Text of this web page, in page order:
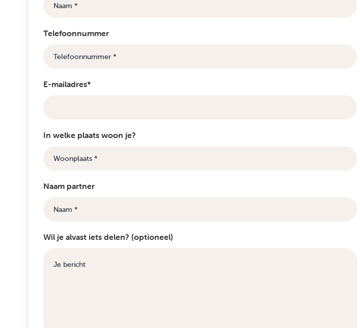
Telefoonnummer
E-mailadres*
In welke plaats woon je?
Naam partner
Wil je alvast iets delen? (optioneel)